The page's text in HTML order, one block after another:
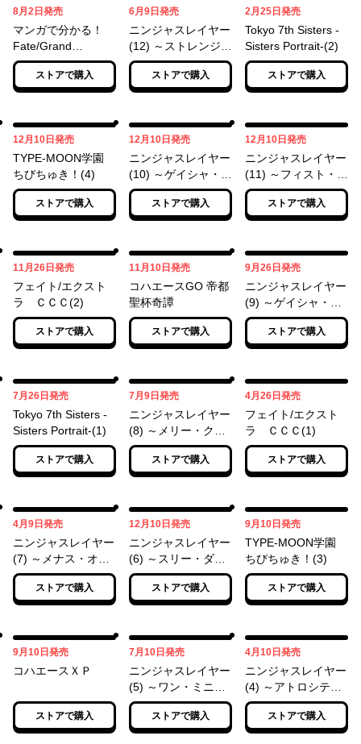
8月2日 08月02日
発売
マンガで分かる！
Fate/Grand
Order(1)
ストアで購入
6月9日 06月09日
発売
ニンジャスレイヤー
(12) ～ストレンジャ
ー・ストレンジャ
ー・ザン・フィクシ
ョン～
ストアで購入
2月25日 02月25日
発売
Tokyo 7th Sisters -
Sisters Portrait-(2)
ストアで購入
12月10日 12月10日
発売
TYPE-MOON学園
ちびちゅき！(4)
ストアで購入
12月10日 12月10日
発売
ニンジャスレイヤー
(10) ～ゲイシャ・カ
ラテ・シンカンセ
ン・アンド・ヘル
(ニ)～
ストアで購入
12月10日 12月10日
発売
ニンジャスレイヤー
(11) ～フィスト・フ
ィルド・ウィズ・リ
グレット・アンド・
オハギ～
ストアで購入
11月26日 11月26日
発売
フェイト/エクスト
ラ ＣＣＣ(2)
ストアで購入
11月10日 11月10日
発売
コハエースGO 帝都
聖杯奇譚
ストアで購入
9月26日 09月26日
発売
ニンジャスレイヤー
(9) ～ゲイシャ・カ
ラテ・シンカンセ
ン・アンド・ヘル
(イチ)～
ストアで購入
7月26日 07月26日
発売
Tokyo 7th Sisters -
Sisters Portrait-(1)
ストアで購入
7月9日 07月09日
発売
ニンジャスレイヤー
(8) ～メリー・クリ
スマス・ネオサイタ
ストアで購入
4月26日 04月26日
発売
フェイト/エクスト
ラ ＣＣＣ(1)
ストアで購入
4月9日 04月09日
発売
ニンジャスレイヤー
(7) ～メナス・オ
ブ・ダークニンジャ
ストアで購入
12月10日 12月10日
発売
ニンジャスレイヤー
(6) ～スリー・ダー
ティー・ニンジャボ
ンド～ストアで購入
9月10日 09月10日
発売
TYPE-MOON学園
ちびちゅき！(3)
ストアで購入
9月10日 09月10日
発売
コハエースＸＰ
ストアで購入
7月10日 07月10日
発売
ニンジャスレイヤー
(5) ～ワン・ミニッ
ト・ビフォア・ザ・
タヌキ～
ストアで購入
4月10日 04月10日
発売
ニンジャスレイヤー
(4) ～アトロシテ
ィ・イン・ネオサイ
タマシティ～
ストアで購入